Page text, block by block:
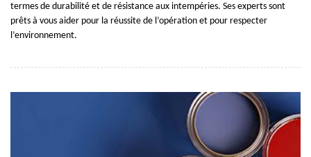
termes de durabilité et de résistance aux intempéries. Ses experts sont
prêts à vous aider pour la réussite de l’opération et pour respecter
l’environnement.